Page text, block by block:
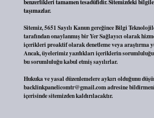
benzerlikleri tamamen tesadüfidir. Sitemizdeki
taşımazlar.
Sitemiz, 5651 Sayılı Kanun gereğince Bilgi
tarafından onaylanmış bir Yer Sağlayıcı olarak
içerikleri proaktif olarak denetleme veya araştırma
Ancak, üyelerimiz yazdıkları içeriklerin
bu sorumluluğu kabul etmiş sayılırlar.
Hukuka ve yasal düzenlemelere aykırı olduğunu
backlinkpanelicomtr@gmail.comadresine
içerisinde sitemizden kaldırılacaktır.